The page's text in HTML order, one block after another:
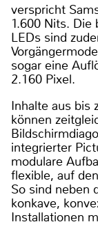
verspricht
1.600 Nits.
LEDs sind
sogar eine
2.160 Pixel.
Inhalte aus bis
können
integrierter
modulare
flexible, auf
So sind neben
konkave,
Installationen